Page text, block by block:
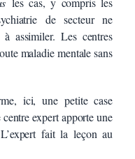
de secteur ne
assimiler. Les centres
maladie mentale sans
ici, une petite case
expert apporte une
fait la leçon au